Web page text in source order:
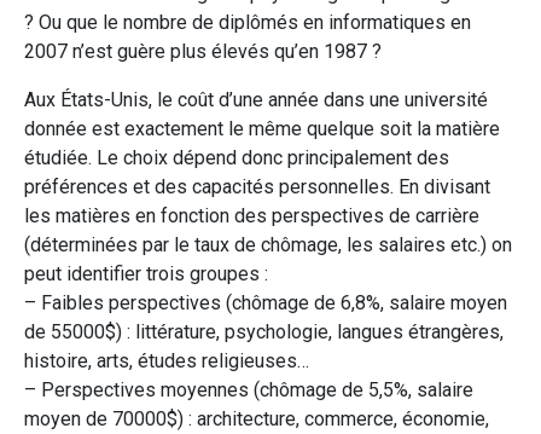
? Ou que le nombre de diplômés en informatiques en
2007 n’est guère plus élevés qu’en 1987 ?
Aux États-Unis, le coût d’une année dans une université
donnée est exactement le même quelque soit la matière
étudiée. Le choix dépend donc principalement des
préférences et des capacités personnelles. En divisant
les matières en fonction des perspectives de carrière
(déterminées par le taux de chômage, les salaires etc.) on
peut identifier trois groupes :
– Faibles perspectives (chômage de 6,8%, salaire moyen
de 55000$) : littérature, psychologie, langues étrangères,
histoire, arts, études religieuses…
– Perspectives moyennes (chômage de 5,5%, salaire
moyen de 70000$) : architecture, commerce, économie,